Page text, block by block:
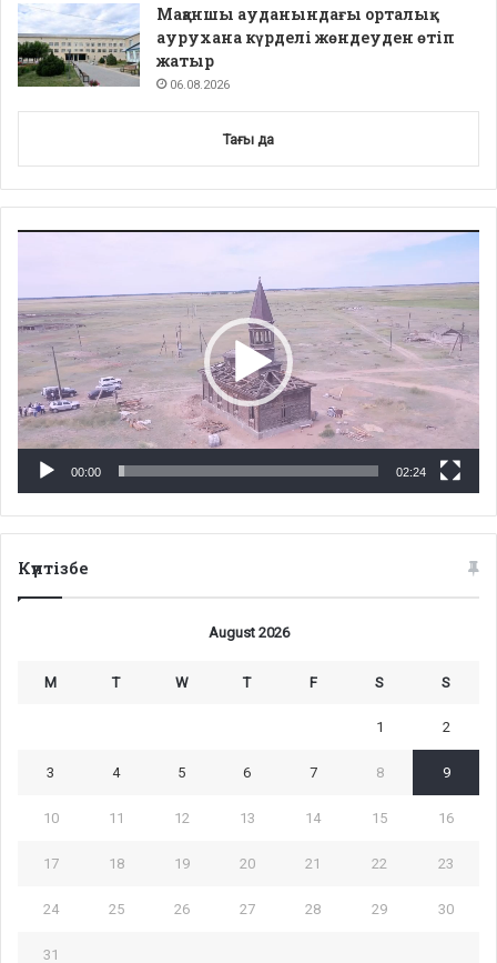
Мақаншы ауданындағы орталық
аурухана күрделі жөндеуден өтіп
жатыр
06.08.2026
Тағы да
00:00 02:24
Күнтізбе
August 2026
M T W T F S S
1 2
3 4 5 6 7 8 9
10 11 12 13 14 15 16
17 18 19 20 21 22 23
24 25 26 27 28 29 30
31